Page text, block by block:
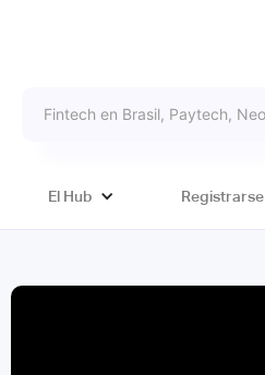
El Hub Registrarse